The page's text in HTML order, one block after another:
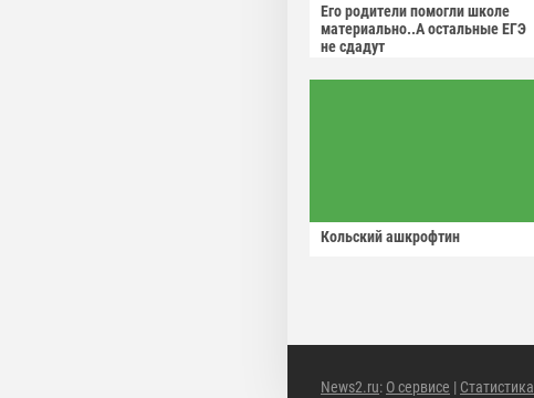
Его родители помогли школе
материально..А остальные ЕГЭ
не сдадут
Кольский ашкрофтин
News2.ru: О сервисе | Статистика